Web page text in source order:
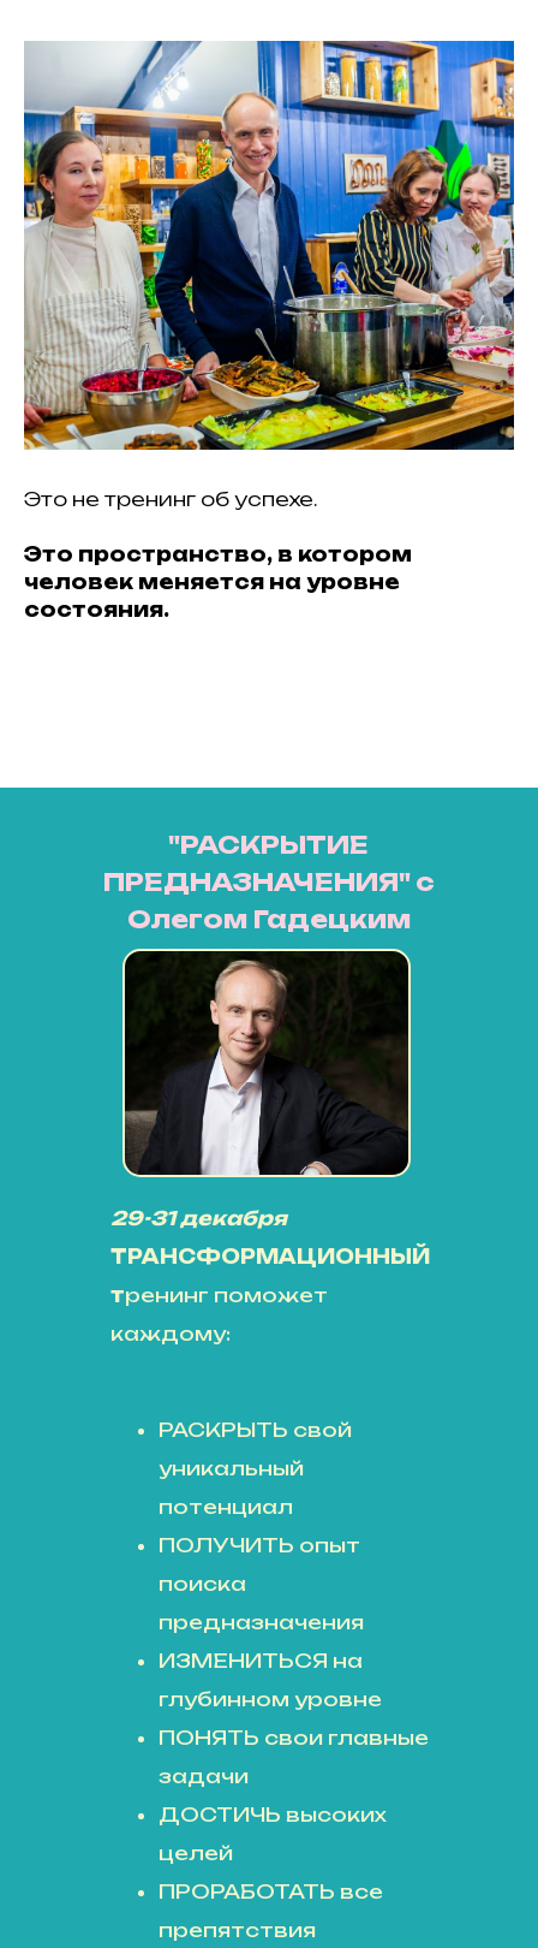
Это не тренинг об успехе.
Это пространство, в котором
человек меняется на уровне
состояния.
29-31 декабря
ТРАНСФОРМАЦИОННЫЙ
тренинг поможет
каждому:
РАСКРЫТЬ свой
уникальный
потенциал
ПОЛУЧИТЬ опыт
поиска
предназначения
ИЗМЕНИТЬСЯ на
глубинном уровне
ПОНЯТЬ свои главные
задачи
ДОСТИЧЬ высоких
целей
ПРОРАБОТАТЬ все
препятствия
"РАСКРЫТИЕ
ПРЕДНАЗНАЧЕНИЯ" с
Олегом Гадецким